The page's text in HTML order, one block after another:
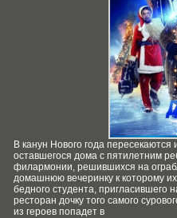
В канун Нового года
оставшегося дома с пятилетним
филармонии, решившихся на
домашнюю вечеринку к которому
бедного студента, пригласившего
ресторан дочку того самого
из героев попадет в